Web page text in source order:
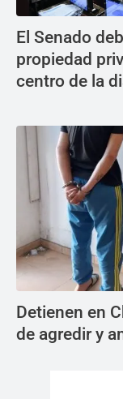
El Senado
propiedad
centro de la
Detienen en
de agredir y